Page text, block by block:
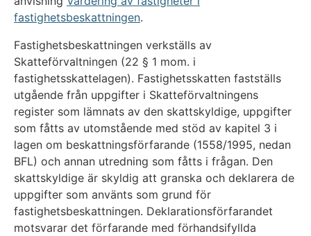
fastighetsbeskattningen.
Fastighetsbeskattningen verkställs av
Skatteförvaltningen (22 § 1 mom. i
fastighetsskattelagen). Fastighetsskatten fastställs
utgående från uppgifter i Skatteförvaltningens
register som lämnats av den skattskyldige, uppgifter
som fåtts av utomstående med stöd av kapitel 3 i
lagen om beskattningsförfarande (1558/1995, nedan
BFL) och annan utredning som fåtts i frågan. Den
skattskyldige är skyldig att granska och deklarera de
uppgifter som använts som grund för
fastighetsbeskattningen. Deklarationsförfarandet
motsvarar det förfarande med förhandsifyllda